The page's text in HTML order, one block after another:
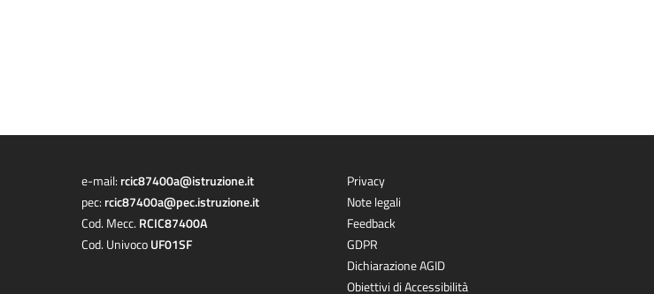
e-mail: rcic87400a@istruzione.it
pec: rcic87400a@pec.istruzione.it
Cod. Mecc. RCIC87400A
Cod. UnivocoUF01SF
Privacy
Note legali
Feedback
GDPR
Dichiarazione AGID
Obiettivi di Accessibilità